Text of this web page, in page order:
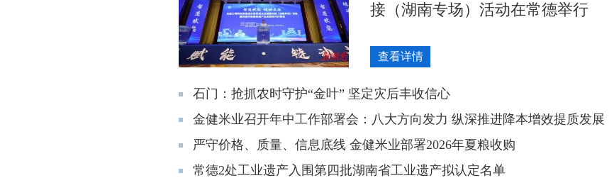
接（湖南专场）活动在常德举行
查看详情
石门：抢抓农时守护“金叶” 坚定灾后丰收信心
金健米业召开年中工作部署会：八大方向发力 纵深推进降本增效提质发展
严守价格、质量、信息底线 金健米业部署2026年夏粮收购
常德2处工业遗产入围第四批湖南省工业遗产拟认定名单